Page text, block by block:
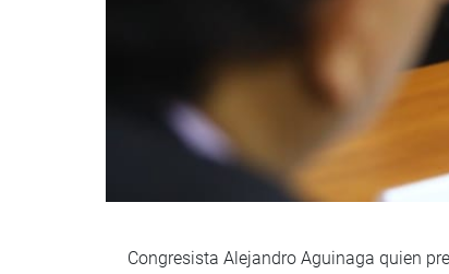
Congresista Alejandro Aguinaga quien